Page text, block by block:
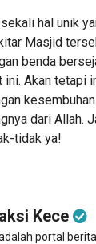
hal unik
Masjid
benda
Akan tetapi
dari Allah.
tidak ya!
Kece
portal